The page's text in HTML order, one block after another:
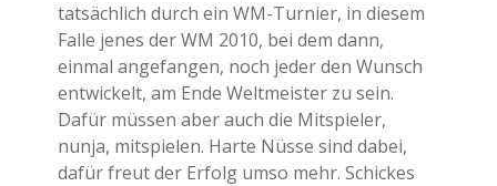
tatsächlich durch ein WM-Turnier, in diesem
Falle jenes der WM 2010, bei dem dann,
einmal angefangen, noch jeder den Wunsch
entwickelt, am Ende Weltmeister zu sein.
Dafür müssen aber auch die Mitspieler,
nunja, mitspielen. Harte Nüsse sind dabei,
dafür freut der Erfolg umso mehr. Schickes